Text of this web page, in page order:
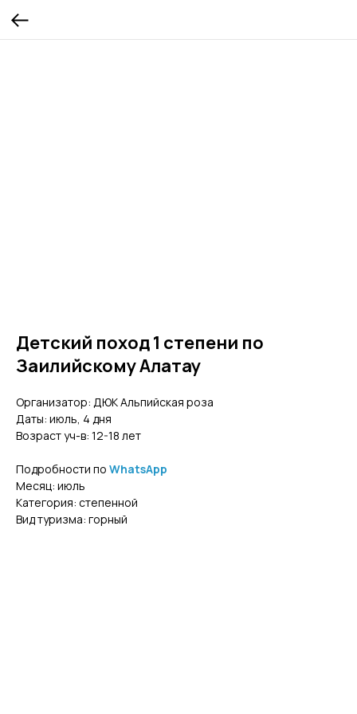
Детский поход 1 степени по
Заилийскому Алатау
Организатор: ДЮК Альпийская роза
Даты: июль, 4 дня
Возраст уч-в: 12-18 лет
Подробности по WhatsApp
Месяц: июль
Категория: степенной
Вид туризма: горный